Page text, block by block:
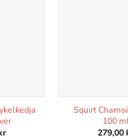
Squirt
100
279,00